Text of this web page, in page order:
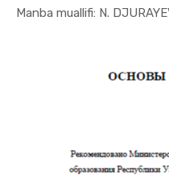
Manba muallifi: N. In